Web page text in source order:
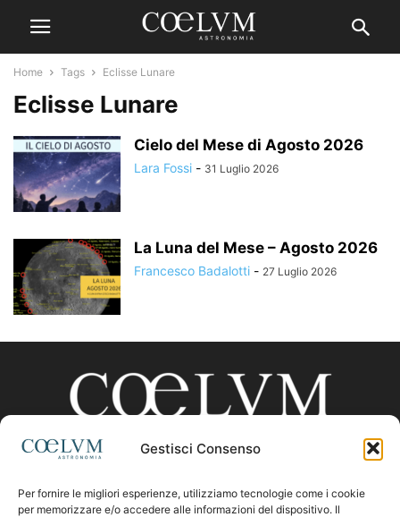
Gestisci Consenso
Per fornire le migliori esperienze, utilizziamo tecnologie come i cookie
per memorizzare e/o accedere alle informazioni del dispositivo. Il
Home Tags Eclisse Lunare
Eclisse Lunare
Cielo del Mese di Agosto 2026
Lara Fossi - 31 Luglio 2026
La Luna del Mese – Agosto 2026
Francesco Badalotti - 27 Luglio 2026
CHI SIAMO